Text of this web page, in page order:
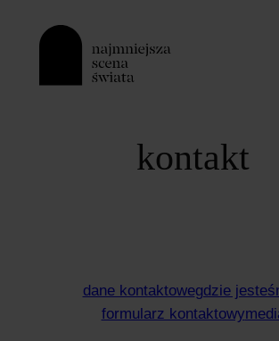
kontakt
dane kontaktowegdzie
formularz kontaktowy